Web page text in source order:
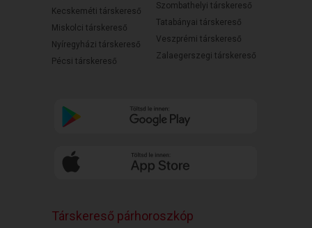
Kecskeméti társkereső
Miskolci társkereső
Nyíregyházi társkereső
Pécsi társkereső
Szombathelyi társkereső
Tatabányai társkereső
Veszprémi társkereső
Zalaegerszegi társkereső
Társkereső párhoroszkóp